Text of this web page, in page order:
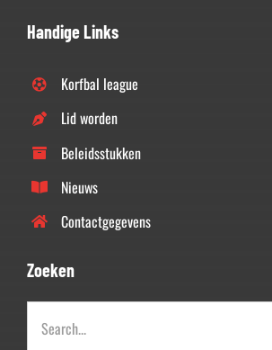
Handige Links
Korfbal league
Lid worden
Beleidsstukken
Nieuws
Contactgegevens
Zoeken
naar: